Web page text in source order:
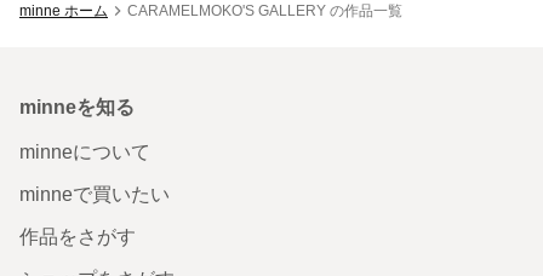
minne ホーム CARAMELMOKO'S GALLERY の作品一覧
minneを知る
minneについて
minneで買いたい
作品をさがす